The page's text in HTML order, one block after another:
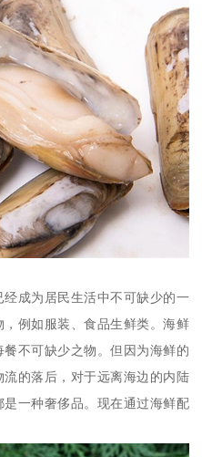
成为居民生活中不可缺少的一
例如服装、食品生鲜类。海鲜
不可缺少之物。但因为海鲜的
的落后，对于远离海边的内陆
一种奢侈品。现在通过海鲜配